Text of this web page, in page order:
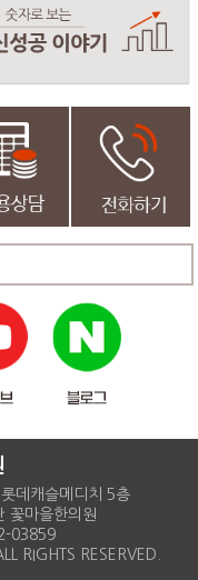
데캐슬메디치 5층
꽃마을한의원
03859
RIGHTS RESERVED.